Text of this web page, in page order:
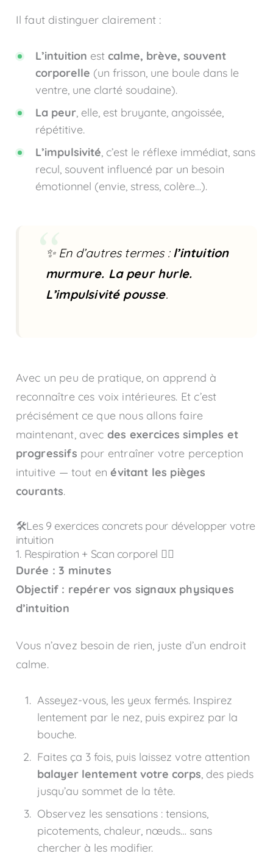
Il faut distinguer clairement :
L’intuition est calme, brève, souvent
corporelle (un frisson, une boule dans le
ventre, une clarté soudaine).
La peur, elle, est bruyante, angoissée,
répétitive.
L’impulsivité, c’est le réflexe immédiat, sans
recul, souvent influencé par un besoin
émotionnel (envie, stress, colère…).
✨ En d’autres termes : l’intuition
murmure. La peur hurle.
L’impulsivité pousse.
Avec un peu de pratique, on apprend à
reconnaître ces voix intérieures. Et c’est
précisément ce que nous allons faire
maintenant, avec des exercices simples et
progressifs pour entraîner votre perception
intuitive — tout enévitant les pièges
courants.
🛠️Les 9 exercices concrets pour développer votre
intuition
1. Respiration + Scan corporel 🧘‍♀️
Durée : 3 minutes
Objectif : repérer vos signaux physiques
d’intuition
Vous n’avez besoin de rien, juste d’un endroit
calme.
Asseyez-vous, les yeux fermés. Inspirez
lentement par le nez, puis expirez par la
bouche.
Faites ça 3 fois, puis laissez votre attention
balayer lentement votre corps, des pieds
jusqu’au sommet de la tête.
Observez les sensations : tensions,
picotements, chaleur, nœuds… sans
chercher à les modifier.